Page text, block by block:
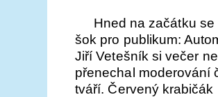
Hned na začátku
šok pro publikum:
Jiří Vetešník si večer
přenechal moderování
tváří. Červený